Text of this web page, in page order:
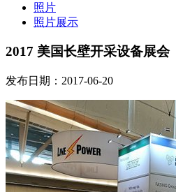
照片
照片展示
2017 美国长壁开采设备展会
发布日期：2017-06-20